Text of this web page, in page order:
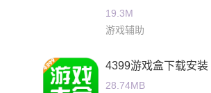
19.3M
游戏辅助
4399游戏盒下载安装
28.74MB